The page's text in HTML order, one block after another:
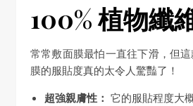
100% 植物纖
常常敷面膜最怕一直往下滑，但
膜的服貼度真的太令人驚豔了！
超強親膚性： 它的服貼程度大